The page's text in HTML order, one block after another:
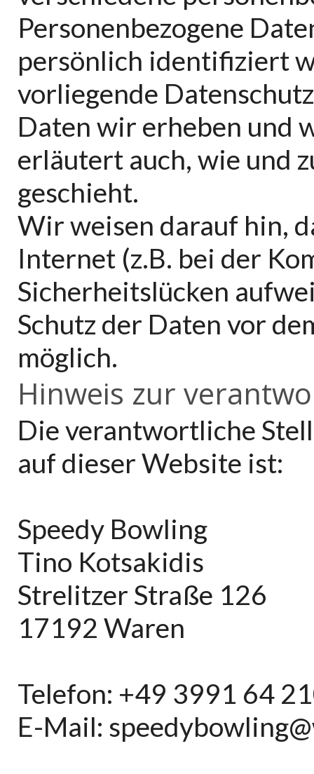
Personenbezogene
persönlich identifiziert
vorliegende
Daten wir erheben und
erläutert auch, wie und
geschieht.
Wir weisen darauf hin,
Internet (z.B. bei der
Sicherheitslücken
Schutz der Daten vor
möglich.
Hinweis zur
Die verantwortliche
auf dieser Website ist:
Speedy Bowling
Tino Kotsakidis
Strelitzer Straße 126
17192 Waren
Telefon: +49 3991 64
E-Mail: